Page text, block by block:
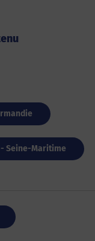
Seine-Maritime